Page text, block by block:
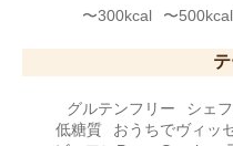
〜300kcal 〜500kcal
グルテンフリー
シェ
低糖質
おうちでヴィッ